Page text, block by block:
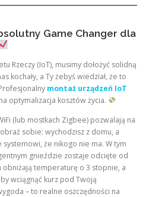
Game Changer dla
Rzeczy (IoT), musimy dołożyć solidną
kochały, a Ty żebyś wiedział, że to
montaż urządzeń IoT
optymalizacja kosztów życia.
(lub mostkach Zigbee) pozwalają na
sobie: wychodzisz z domu, a
że nikogo nie ma. W tym
gnieździe zostaje odcięte od
temperaturę o 3 stopnie, a
wciągnąć kurz pod Twoją
– to realne oszczędności na